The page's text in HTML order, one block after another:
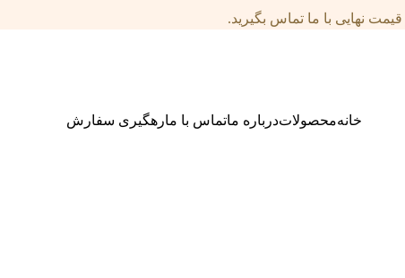
نهایی با ما تماس بگیرید.
خانهمحصولاتدرباره ماتماس با مارهگیری سفارش